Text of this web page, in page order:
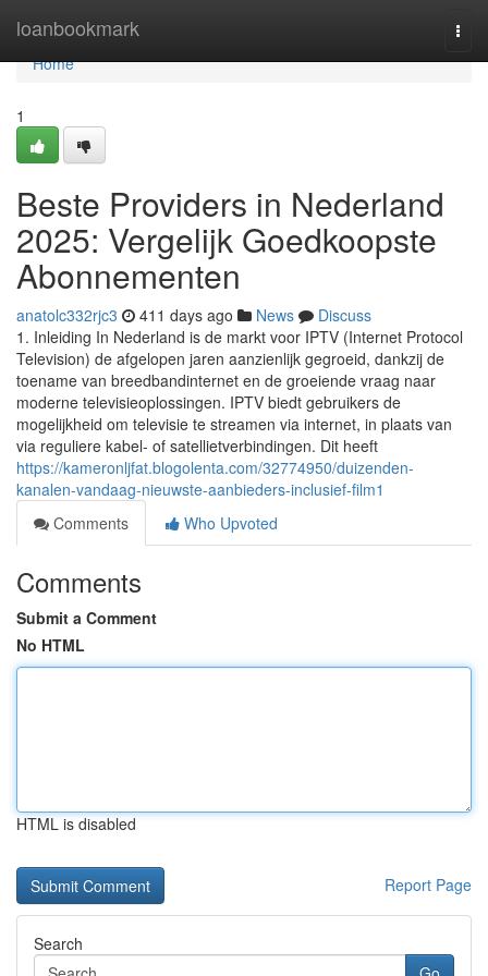
loanbookmark
Home
Home
1
Beste Providers in Nederland
2025: Vergelijk Goedkoopste
Abonnementen
anatolc332rjc3 411 days ago News
Discuss
1. Inleiding In Nederland is de markt voor IPTV (Internet Protocol
Television) de afgelopen jaren aanzienlijk gegroeid, dankzij de
toename van breedbandinternet en de groeiende vraag naar
moderne televisieoplossingen. IPTV biedt gebruikers de
mogelijkheid om televisie te streamen via internet, in plaats van
via reguliere kabel- of satellietverbindingen. Dit heeft
https://kameronljfat.blogolenta.com/32774950/duizenden-
kanalen-vandaag-nieuwste-aanbieders-inclusief-film1
Comments
Who Upvoted
Comments
Submit a Comment
No HTML
HTML is disabled
Report Page
Search